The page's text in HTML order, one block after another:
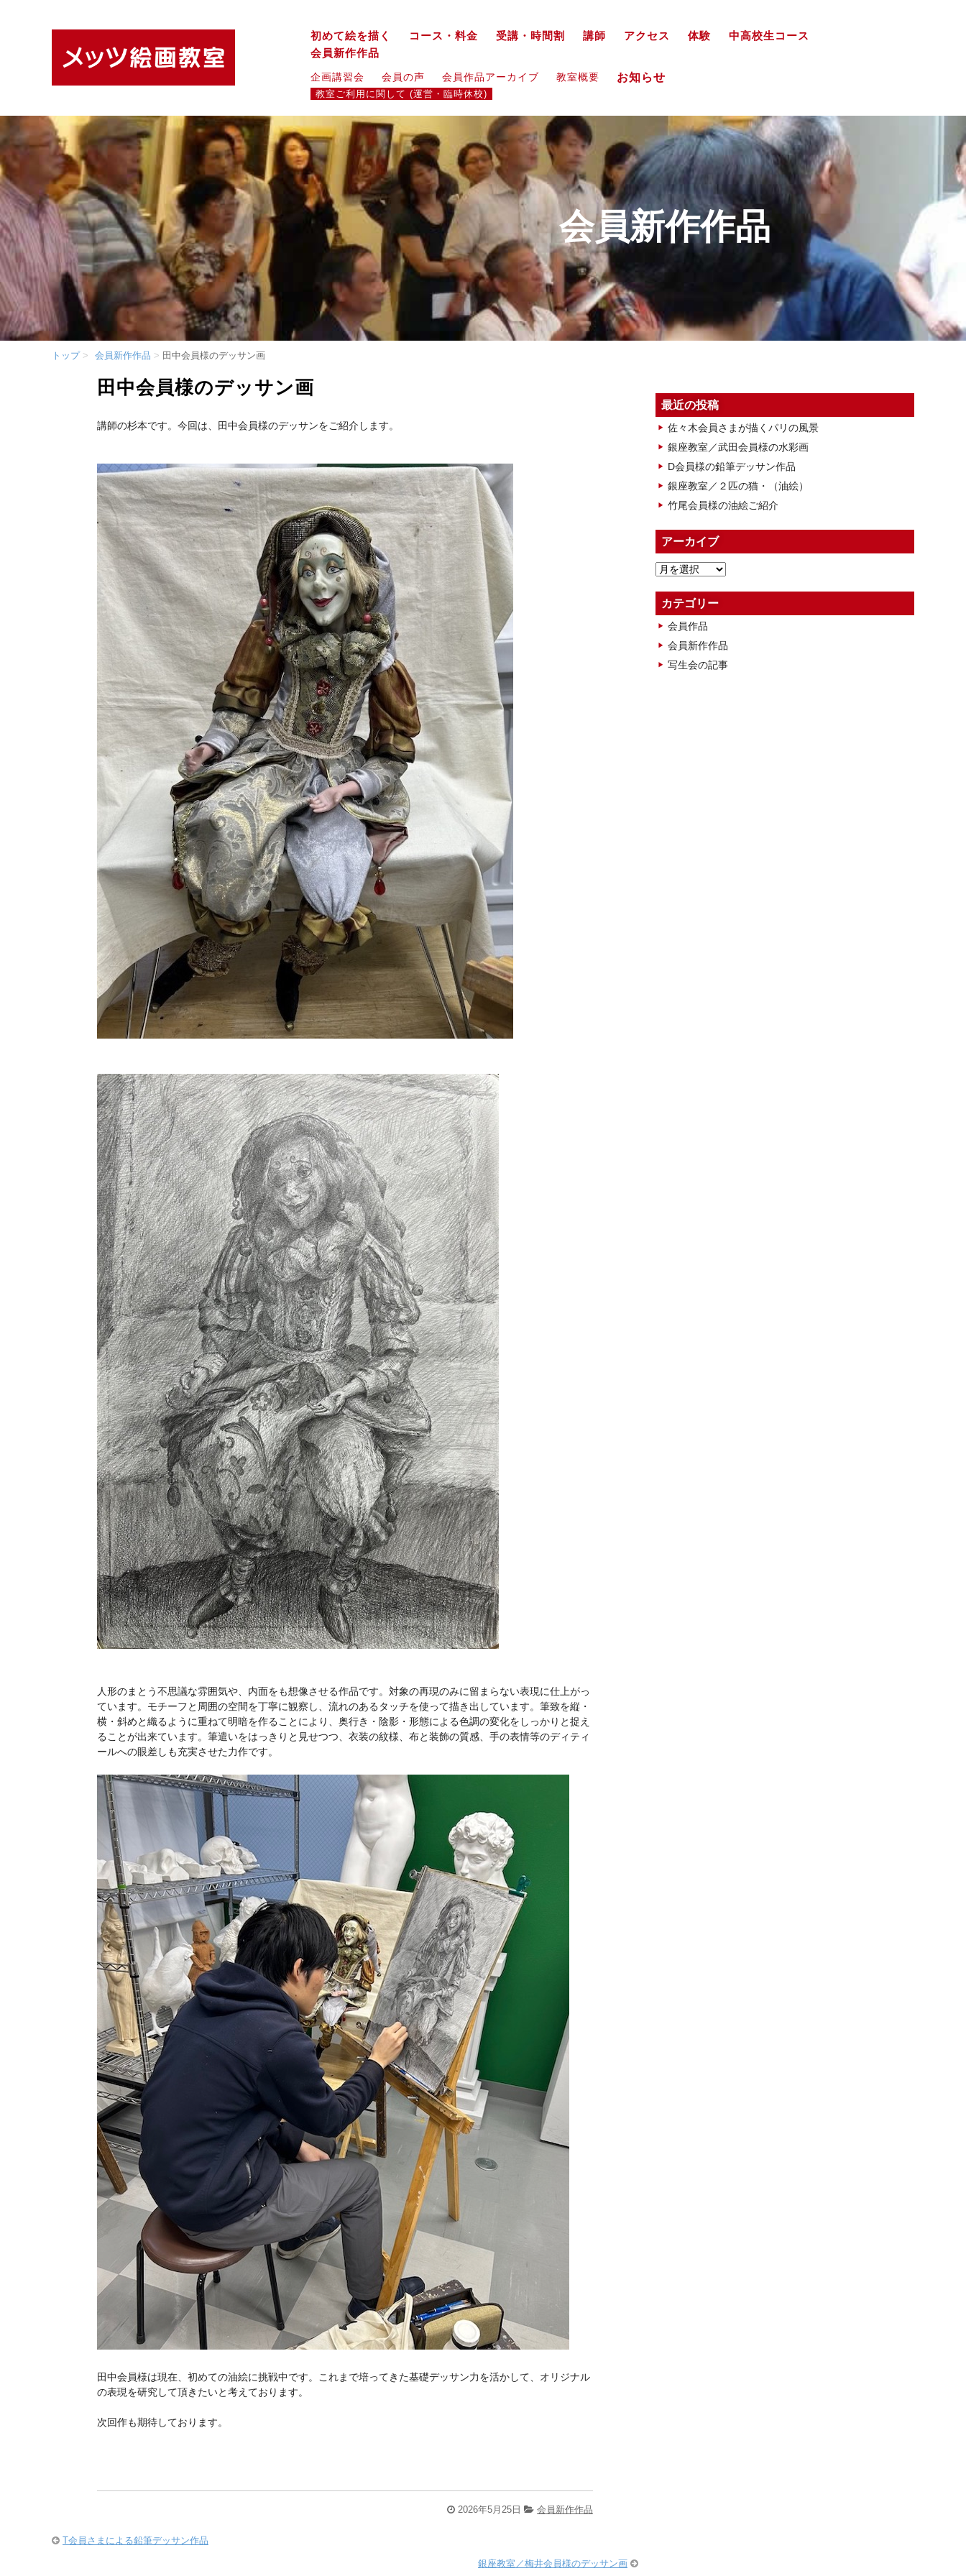
初めて絵を描く コース・料金 受講・時間割 講師 アクセス 体験
中高校生コース
会員新作作品
企画講習会 会員の声 会員作品アーカイブ 教室概要 お知らせ
教室ご利用に関して (運営・臨時休校)
会員新作作品
トップ 会員新作作品 田中会員様のデッサン画
田中会員様のデッサン画
講師の杉本です。今回は、田中会員様のデッサンをご紹介します。
人形のまとう不思議な雰囲気や、内面をも想像させる作品です。対象の再現のみに留まらない表現に仕上がっ
ています。モチーフと周囲の空間を丁寧に観察し、流れのあるタッチを使って描き出しています。筆致を縦・
横・斜めと織るように重ねて明暗を作ることにより、奥行き・陰影・形態による色調の変化をしっかりと捉え
ることが出来ています。筆遣いをはっきりと見せつつ、衣装の紋様、布と装飾の質感、手の表情等のディティ
ールへの眼差しも充実させた力作です。
田中会員様は現在、初めての油絵に挑戦中です。これまで培ってきた基礎デッサン力を活かして、オリジナル
の表現を研究して頂きたいと考えております。
次回作も期待しております。
2026年5月25日 会員新作作品
T会員さまによる鉛筆デッサン作品
銀座教室／梅井会員様のデッサン画
最近の投稿
佐々木会員さまが描くパリの風景
銀座教室／武田会員様の水彩画
D会員様の鉛筆デッサン作品
銀座教室／２匹の猫・（油絵）
竹尾会員様の油絵ご紹介
アーカイブ
ア
カ
イ
ブ
カテゴリー
会員作品
会員新作作品
写生会の記事